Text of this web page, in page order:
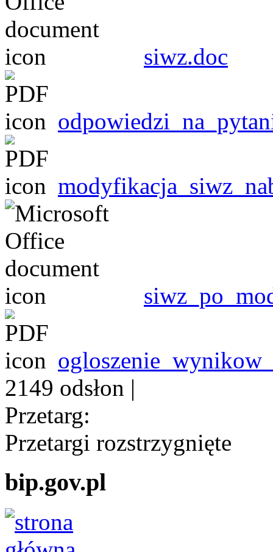
siwz.doc
2149 odsłon |
Przetarg:
Przetargi rozstrzygnięte
bip.gov.pl